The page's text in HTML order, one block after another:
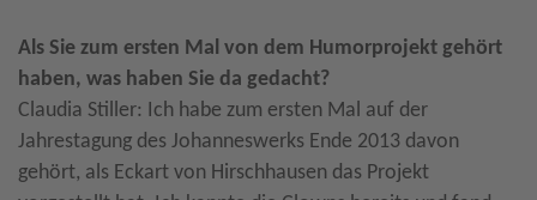
Als Sie zum ersten Mal von dem Humorprojekt gehört
haben, was haben Sie da gedacht?
Claudia Stiller: Ich habe zum ersten Mal auf der
Jahrestagung des Johanneswerks Ende 2013 davon
gehört, als Eckart von Hirschhausen das Projekt